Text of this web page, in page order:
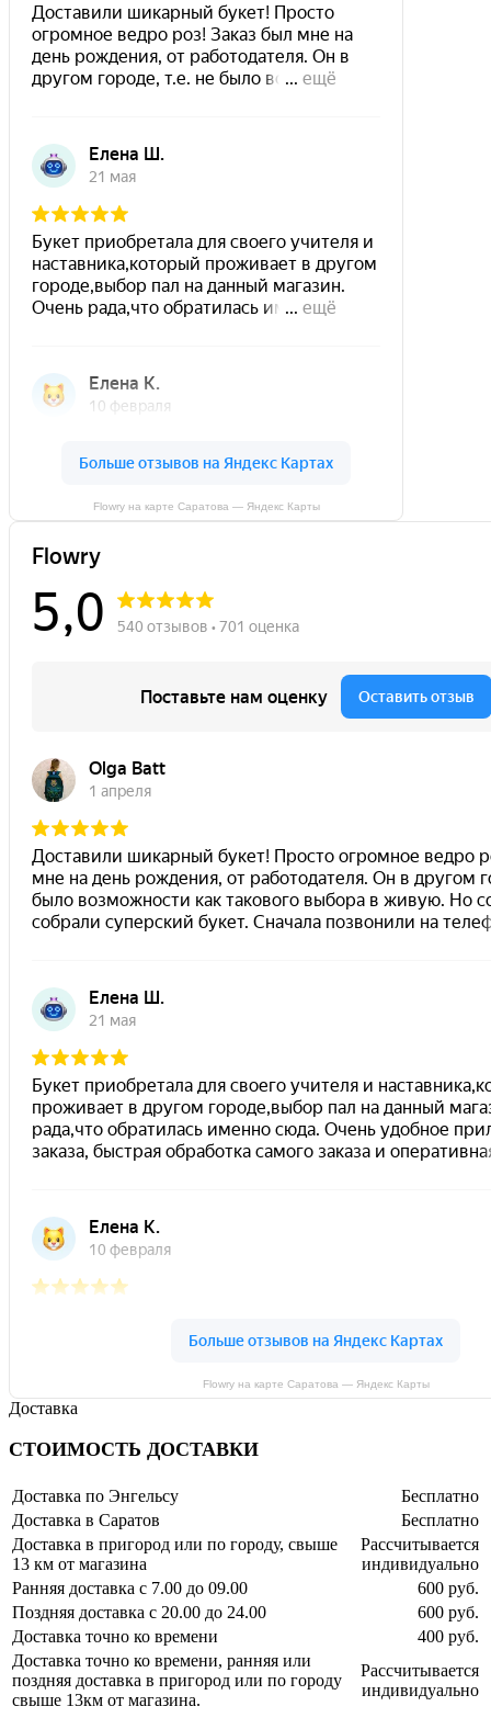
Flowry на карте Саратова — Яндекс Карты
Flowry на карте Саратова — Яндекс Карты
Доставка
СТОИМОСТЬ ДОСТАВКИ
Доставка по Энгельсу
Бесплатно
Доставка в Саратов
Бесплатно
Доставка в пригород или по городу, свыше
13 км от магазина
Рассчитывается
индивидуально
Ранняя доставка с 7.00 до 09.00
600 руб.
Поздняя доставка с 20.00 до 24.00
600 руб.
Доставка точно ко времени
400 руб.
Доставка точно ко времени, ранняя или
поздняя доставка в пригород или по городу
свыше 13км от магазина.
Рассчитывается
индивидуально